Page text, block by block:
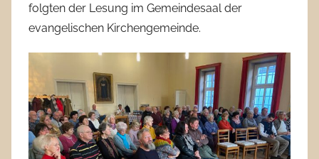
folgten der Lesung im Gemeindesaal der
evangelischen Kirchengemeinde.